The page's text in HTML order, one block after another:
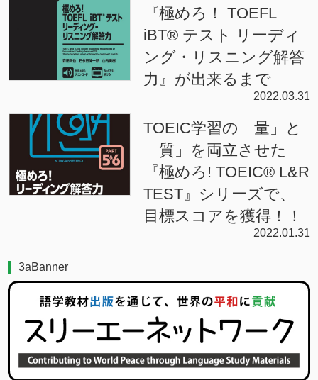
『極めろ！ TOEFL
iBT® テスト リーディ
ング・リスニング解答
力』が出来るまで
2022.03.31
TOEIC学習の「量」と
「質」を両立させた
『極めろ! TOEIC® L&R
TEST』シリーズで、
目標スコアを獲得！！
2022.01.31
3aBanner